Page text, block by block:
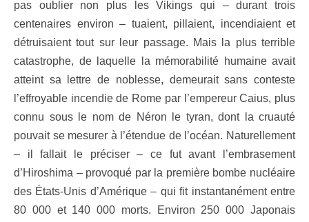
pas oublier non plus les Vikings qui – durant trois
centenaires environ – tuaient, pillaient, incendiaient et
détruisaient tout sur leur passage. Mais la plus terrible
catastrophe, de laquelle la mémorabilité humaine avait
atteint sa lettre de noblesse, demeurait sans conteste
l’effroyable incendie de Rome par l’empereur Caius, plus
connu sous le nom de Néron le tyran, dont la cruauté
pouvait se mesurer à l’étendue de l’océan. Naturellement
– il fallait le préciser – ce fut avant l’embrasement
d’Hiroshima – provoqué par la première bombe nucléaire
des États-Unis d’Amérique – qui fit instantanément entre
80 000 et 140 000 morts. Environ 250 000 Japonais